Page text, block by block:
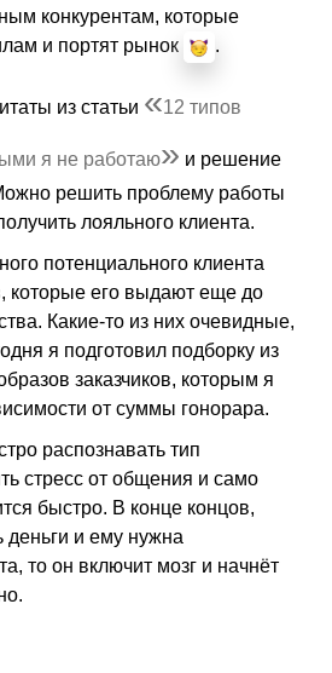
конкурентам, которые
и портят рынок
.
из статьи «12 типов
я не работаю» и решение
решить проблему работы
лояльного клиента.
потенциального клиента
которые его выдают еще до
Какие-то из них очевидные,
я подготовил подборку из
заказчиков, которым я
от суммы гонорара.
распознавать тип
стресс от общения и само
быстро. В конце концов,
деньги и ему нужна
то он включит мозг и начнёт